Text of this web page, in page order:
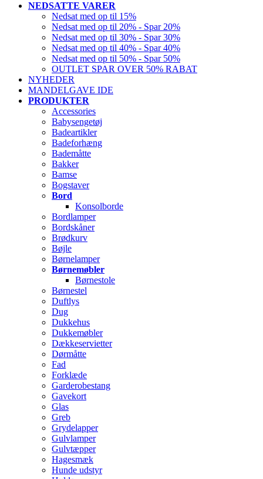
NEDSATTE VARER
Nedsat med op til 15%
Nedsat med op til 20% - Spar 20%
Nedsat med op til 30% - Spar 30%
Nedsat med op til 40% - Spar 40%
Nedsat med op til 50% - Spar 50%
OUTLET SPAR OVER 50% RABAT
NYHEDER
MANDELGAVE IDE
PRODUKTER
Accessories
Babysengetøj
Badeartikler
Badeforhæng
Bademåtte
Bakker
Bamse
Bogstaver
Bord
Konsolborde
Bordlamper
Bordskåner
Brødkurv
Bøjle
Børnelamper
Børnemøbler
Børnestole
Børnestel
Duftlys
Dug
Dukkehus
Dukkemøbler
Dækkeservietter
Dørmåtte
Fad
Forklæde
Garderobestang
Gavekort
Glas
Greb
Grydelapper
Gulvlamper
Gulvtæpper
Hagesmæk
Hunde udstyr